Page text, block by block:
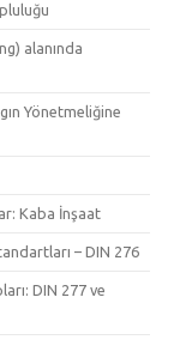
alanında
Yönetmeliğine
Kaba İnşaat
– DIN 276
DIN 277 ve